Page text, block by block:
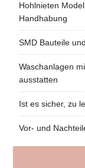
Hohlnieten
Handhabung
SMD Bauteile
Waschanlagen
ausstatten
Ist es sicher, zu
Vor- und